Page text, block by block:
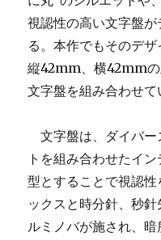
視認性の高い文字盤
る。本作でもそのデザ
縦42mm、横42mmの
文字盤を組み合わせて
文字盤は、ダイバー
トを組み合わせたイ
型とすることで視認
ックスと時分針、秒
ルミノバが施され、